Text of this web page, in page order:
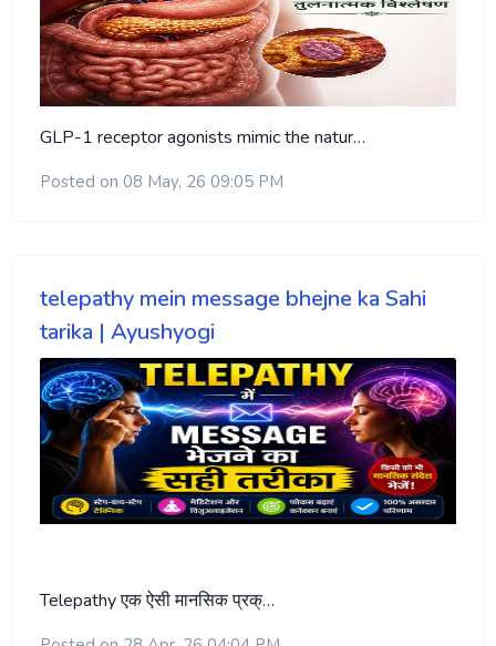
GLP-1 receptor agonists mimic the natur…
Posted on 08 May, 26 09:05 PM
telepathy mein message bhejne ka Sahi
tarika | Ayushyogi
Telepathy एक ऐसी मानसिक प्रक्…